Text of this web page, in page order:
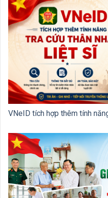
VNeID tích hợp thêm tính